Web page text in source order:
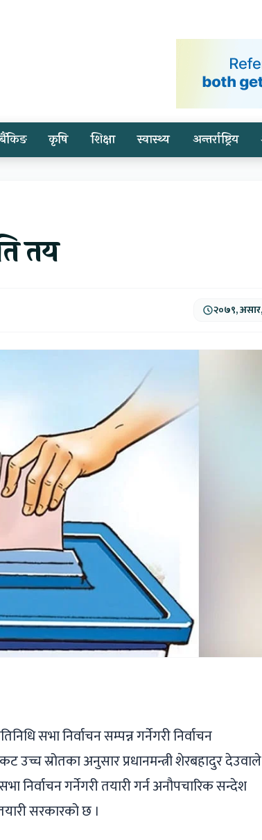
बैंकिङ कृषि शिक्षा स्वास्थ्य अन्तर्राष्ट्रिय
तय
२०७९,
सभा निर्वाचन सम्पन्न गर्नेगरी निर्वाचन
उच्च स्रोतका अनुसार प्रधानमन्त्री शेरबहादुर देउवाले
निर्वाचन गर्नेगरी तयारी गर्न अनौपचारिक सन्देश
सरकारको छ ।